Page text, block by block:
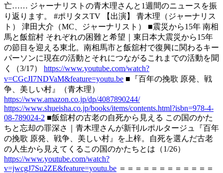
亡…… ジャーナリストの青木理さんと1週間のニュースを振
り返ります。 #ポリタスTV 【出演】 青木理（ジャーナリス
ト） 津田大介（MC、ジャーナリスト） ■震災から15年 南相
馬と飯舘村 それぞれの困難と希望｜東日本大震災から15年
の節目を迎える東北。南相馬市と飯舘村で復興に関わるキー
パーソンに現在の活動とそれにつながるこれまでの活動を聞
く（3/17） https://www.youtube.com/watch?
v=CGcJI7NDVaM&feature=youtu.be ■『百年の挽歌 原発、戦
争、美しい村』（青木理）
https://www.amazon.co.jp/dp/4087890244/
https://www.shueisha.co.jp/books/items/contents.html?isbn=978-4-
08-789024-2 ■飯舘村の古老の自死から見える この国のかた
ちと忘却の罪深さ｜青木理さんが新刊ルポルタージュ『百年
の挽歌 原発、戦争、美しい村』を上梓。自死を選んだ古老
の人生から見えてくるこの国のかたちとは（1/26）
https://www.youtube.com/watch?
v=jwcgJ7Su2ZE&feature=youtu.be ＝＝＝＝＝＝＝＝＝＝＝＝